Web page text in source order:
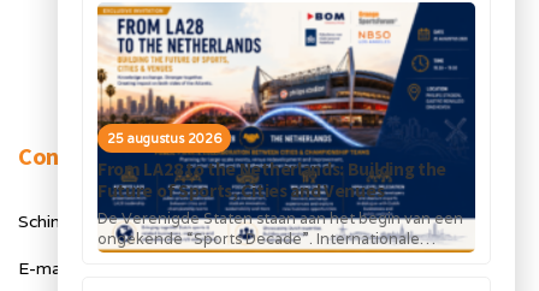
25 augustus 2026
From LA28 to the Netherlands: Building the
Future of Sports, Cities and Venues
De Verenigde Staten staan aan het begin van een
ongekende “Sports Decade”. Internationale
topsportevenementen en grote investeringen in
Contact
Schimmelt 40, 5611 ZX Eindhoven
E-mail: info@orangesportsforum.com